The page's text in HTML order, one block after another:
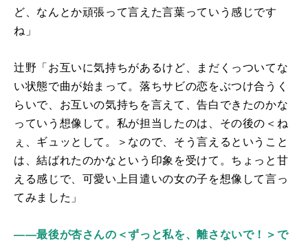
ど、なんとか頑張って言えた言葉っていう感じです
ね」
辻野「お互いに気持ちがあるけど、まだくっついてな
い状態で曲が始まって。落ちサビの恋をぶつけ合うく
らいで、お互いの気持ちを言えて、告白できたのかな
っていう想像して。私が担当したのは、その後の＜ね
ぇ、ギュッとして。＞なので、そう言えるということ
は、結ばれたのかなという印象を受けて。ちょっと甘
える感じで、可愛い上目遣いの女の子を想像して言っ
てみました」
――最後が杏さんの＜ずっと私を、離さないで！＞で